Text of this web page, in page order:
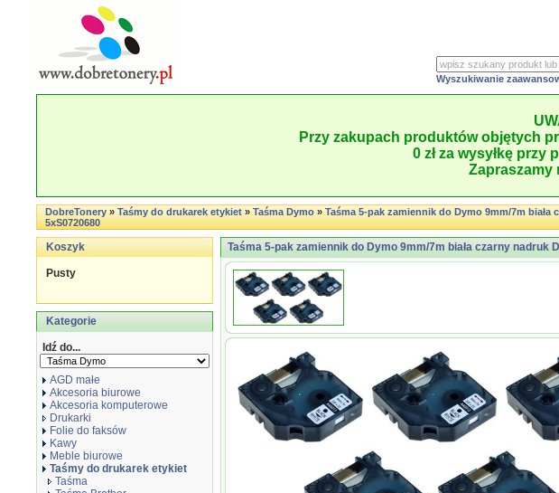
Wyszukiwanie
Przy zakupach produktów objętych
0 zł za wysyłkę przy
Zapraszamy
DobreTonery»Taśmy do drukarek etykiet»Taśma Dymo»Taśma 5-pak zamiennik do Dymo 9mm/7m biała
5xS0720680
Koszyk
Pusty
Kategorie
Idź do...
AGD małe
Akcesoria biurowe
Akcesoria komputerowe
Drukarki
Folie do faksów
Kawy
Meble biurowe
Taśmy do drukarek etykiet
Taśma
Taśma 5-pak zamiennik do Dymo 9mm/7m biała czarny nadruk